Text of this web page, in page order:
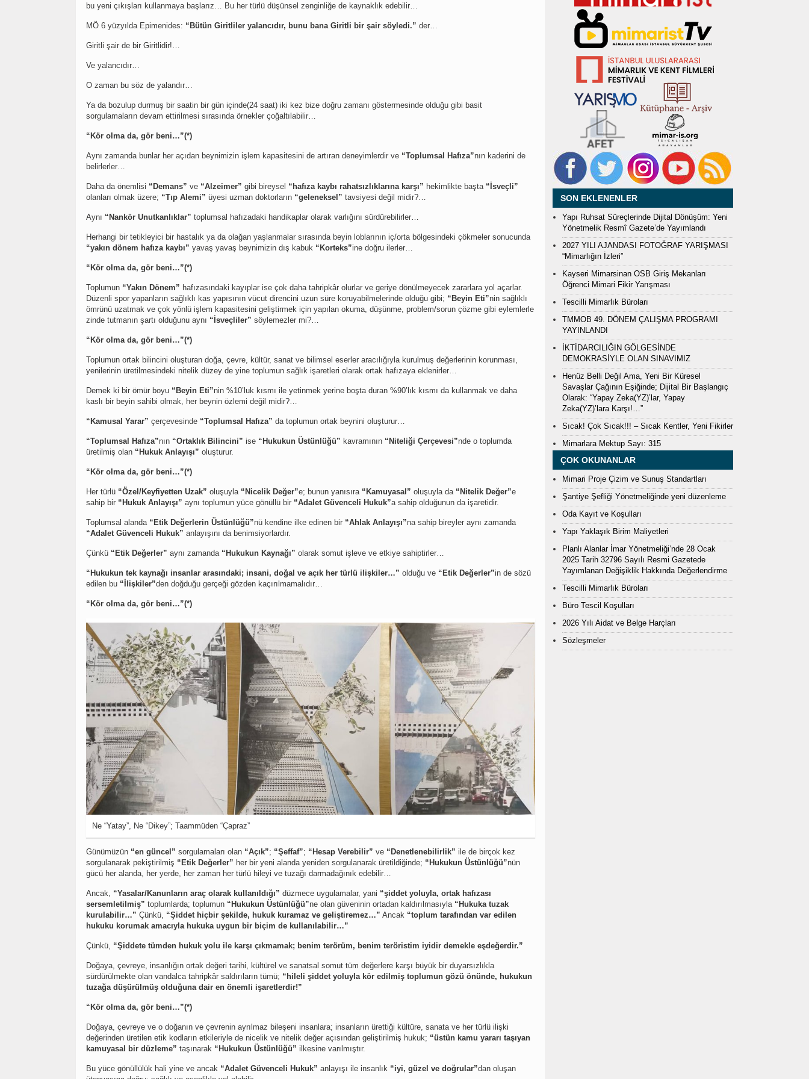
bu yeni çıkışları kullanmaya başlarız… Bu her türlü düşünsel zenginliğe de kaynaklık edebilir…
MÖ 6 yüzyılda Epimenides: “Bütün Giritliler yalancıdır, bunu bana Giritli bir şair söyledi.” der…
Giritli şair de bir Giritlidir!…
Ve yalancıdır…
O zaman bu söz de yalandır…
Ya da bozulup durmuş bir saatin bir gün içinde(24 saat) iki kez bize doğru zamanı göstermesinde olduğu gibi basit
sorgulamaların devam ettirilmesi sırasında örnekler çoğaltılabilir…
“Kör olma da, gör beni…”(*)
Aynı zamanda bunlar her açıdan beynimizin işlem kapasitesini de artıran deneyimlerdir ve “Toplumsal Hafıza”nın kaderini de
belirlerler…
Daha da önemlisi “Demans” ve “Alzeimer” gibi bireysel “hafıza kaybı rahatsızlıklarına karşı” hekimlikte başta “İsveçli”
olanları olmak üzere; “Tıp Alemi” üyesi uzman doktorların “geleneksel” tavsiyesi değil midir?…
Aynı “Nankör Unutkanlıklar” toplumsal hafızadaki handikaplar olarak varlığını sürdürebilirler…
Herhangi bir tetikleyici bir hastalık ya da olağan yaşlanmalar sırasında beyin loblarının iç/orta bölgesindeki çökmeler sonucunda
“yakın dönem hafıza kaybı” yavaş yavaş beynimizin dış kabuk “Korteks”ine doğru ilerler…
“Kör olma da, gör beni…”(*)
Toplumun “Yakın Dönem” hafızasındaki kayıplar ise çok daha tahripkâr olurlar ve geriye dönülmeyecek zararlara yol açarlar.
Düzenli spor yapanların sağlıklı kas yapısının vücut direncini uzun süre koruyabilmelerinde olduğu gibi; “Beyin Eti”nin sağlıklı
ömrünü uzatmak ve çok yönlü işlem kapasitesini geliştirmek için yapılan okuma, düşünme, problem/sorun çözme gibi eylemlerle
zinde tutmanın şartı olduğunu aynı “İsveçliler” söylemezler mi?…
“Kör olma da, gör beni…”(*)
Toplumun ortak bilincini oluşturan doğa, çevre, kültür, sanat ve bilimsel eserler aracılığıyla kurulmuş değerlerinin korunması,
yenilerinin üretilmesindeki nitelik düzey de yine toplumun sağlık işaretleri olarak ortak hafızaya eklenirler…
Demek ki bir ömür boyu “Beyin Eti”nin %10’luk kısmı ile yetinmek yerine boşta duran %90’lık kısmı da kullanmak ve daha
kaslı bir beyin sahibi olmak, her beynin özlemi değil midir?…
“Kamusal Yarar” çerçevesinde “Toplumsal Hafıza” da toplumun ortak beynini oluşturur…
“Toplumsal Hafıza”nın “Ortaklık Bilincini” ise “Hukukun Üstünlüğü” kavramının “Niteliği Çerçevesi”nde o toplumda
üretilmiş olan “Hukuk Anlayışı” oluşturur.
“Kör olma da, gör beni…”(*)
Her türlü “Özel/Keyfiyetten Uzak” oluşuyla “Nicelik Değer”e; bunun yanısıra “Kamuyasal” oluşuyla da “Nitelik Değer”e
sahip bir “Hukuk Anlayışı” aynı toplumun yüce gönüllü bir “Adalet Güvenceli Hukuk”a sahip olduğunun da işaretidir.
Toplumsal alanda “Etik Değerlerin Üstünlüğü”nü kendine ilke edinen bir “Ahlak Anlayışı”na sahip bireyler aynı zamanda
“Adalet Güvenceli Hukuk” anlayışını da benimsiyorlardır.
Çünkü “Etik Değerler” aynı zamanda “Hukukun Kaynağı” olarak somut işleve ve etkiye sahiptirler…
“Hukukun tek kaynağı insanlar arasındaki; insani, doğal ve açık her türlü ilişkiler…” olduğu ve “Etik Değerler”in de sözü
edilen bu “İlişkiler”den doğduğu gerçeği gözden kaçırılmamalıdır…
“Kör olma da, gör beni…”(*)
Ne “Yatay”, Ne “Dikey”; Taammüden “Çapraz”
Günümüzün “en güncel” sorgulamaları olan “Açık”; “Şeffaf”; “Hesap Verebilir” ve “Denetlenebilirlik” ile de birçok kez
sorgulanarak pekiştirilmiş “Etik Değerler” her bir yeni alanda yeniden sorgulanarak üretildiğinde; “Hukukun Üstünlüğü”nün
gücü her alanda, her yerde, her zaman her türlü hileyi ve tuzağı darmadağınık edebilir…
Ancak, “Yasalar/Kanunların araç olarak kullanıldığı” düzmece uygulamalar, yani “şiddet yoluyla, ortak hafızası
sersemletilmiş” toplumlarda; toplumun “Hukukun Üstünlüğü”ne olan güveninin ortadan kaldırılmasıyla “Hukuka tuzak
kurulabilir…” Çünkü, “Şiddet hiçbir şekilde, hukuk kuramaz ve geliştiremez…” Ancak “toplum tarafından var edilen
hukuku korumak amacıyla hukuka uygun bir biçim de kullanılabilir…”
Çünkü, “Şiddete tümden hukuk yolu ile karşı çıkmamak; benim terörüm, benim teröristim iyidir demekle eşdeğerdir.”
Doğaya, çevreye, insanlığın ortak değeri tarihi, kültürel ve sanatsal somut tüm değerlere karşı büyük bir duyarsızlıkla
sürdürülmekte olan vandalca tahripkâr saldırıların tümü; “hileli şiddet yoluyla kör edilmiş toplumun gözü önünde, hukukun
tuzağa düşürülmüş olduğuna dair en önemli işaretlerdir!”
“Kör olma da, gör beni…”(*)
Doğaya, çevreye ve o doğanın ve çevrenin ayrılmaz bileşeni insanlara; insanların ürettiği kültüre, sanata ve her türlü ilişki
değerinden üretilen etik kodların etkileriyle de nicelik ve nitelik değer açısından geliştirilmiş hukuk; “üstün kamu yararı taşıyan
kamuyasal bir düzleme” taşınarak “Hukukun Üstünlüğü” ilkesine varılmıştır.
Bu yüce gönüllülük hali yine ve ancak “Adalet Güvenceli Hukuk” anlayışı ile insanlık “iyi, güzel ve doğrular”dan oluşan
SON EKLENENLER
Yapı Ruhsat Süreçlerinde Dijital Dönüşüm: Yeni
Yönetmelik Resmî Gazete’de Yayımlandı
2027 YILI AJANDASI FOTOĞRAF YARIŞMASI
“Mimarlığın İzleri”
Kayseri Mimarsinan OSB Giriş Mekanları
Öğrenci Mimari Fikir Yarışması
Tescilli Mimarlık Büroları
TMMOB 49. DÖNEM ÇALIŞMA PROGRAMI
YAYINLANDI
İKTİDARCILIĞIN GÖLGESİNDE
DEMOKRASİYLE OLAN SINAVIMIZ
Henüz Belli Değil Ama, Yeni Bir Küresel
Savaşlar Çağının Eşiğinde; Dijital Bir Başlangıç
Olarak: “Yapay Zeka(YZ)’lar, Yapay
Zeka(YZ)’lara Karşı!…”
Sıcak! Çok Sıcak!!! – Sıcak Kentler, Yeni Fikirler
Mimarlara Mektup Sayı: 315
ÇOK OKUNANLAR
Mimari Proje Çizim ve Sunuş Standartları
Şantiye Şefliği Yönetmeliğinde yeni düzenleme
Oda Kayıt ve Koşulları
Yapı Yaklaşık Birim Maliyetleri
Planlı Alanlar İmar Yönetmeliği’nde 28 Ocak
2025 Tarih 32796 Sayılı Resmi Gazetede
Yayımlanan Değişiklik Hakkında Değerlendirme
Tescilli Mimarlık Büroları
Büro Tescil Koşulları
2026 Yılı Aidat ve Belge Harçları
Sözleşmeler